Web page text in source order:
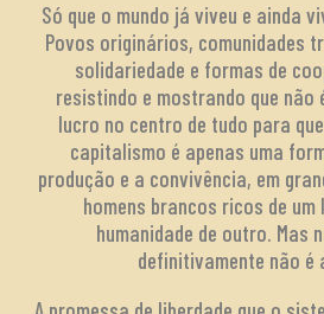
Só que o mundo já viveu e ainda
Povos originários, comunidades
solidariedade e formas de
resistindo e mostrando que
lucro no centro de tudo para
capitalismo é apenas uma
produção e a convivência, em
homens brancos ricos de
humanidade de outro. Mas
definitivamente não é